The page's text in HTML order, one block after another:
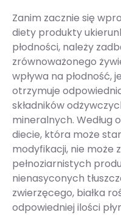
Zanim zacznie się
diety produkty
płodności, należy
zrównoważonego
wpływa na płodność,
otrzymuje
składników
mineralnych. Według
diecie, która może
modyfikacji, nie może
pełnoziarnistych
nienasyconych
zwierzęcego, białka
odpowiedniej ilości